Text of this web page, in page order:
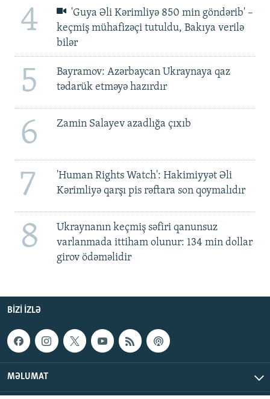
4
'Guya Əli Kərimliyə 850 min göndərib' –
keçmiş mühafizəçi tutuldu, Bakıya verilə
bilər
5
Bayramov: Azərbaycan Ukraynaya qaz
tədarük etməyə hazırdır
6 Zamin Salayev azadlığa çıxıb
7
'Human Rights Watch': Hakimiyyət Əli
Kərimliyə qarşı pis rəftara son qoymalıdır
8
Ukraynanın keçmiş səfiri qanunsuz
varlanmada ittiham olunur: 134 min dollar
girov ödəməlidir
BIZI IZLƏ
MƏLUMAT